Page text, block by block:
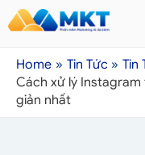
Home Tin Tức
Tin
Cách xử lý
giản nhất